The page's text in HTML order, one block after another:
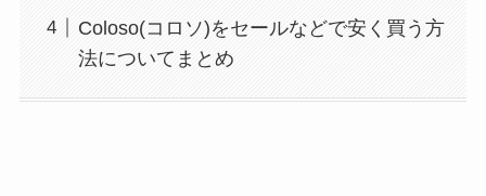
Coloso(コロソ)をセールなどで安く買う方
法についてまとめ